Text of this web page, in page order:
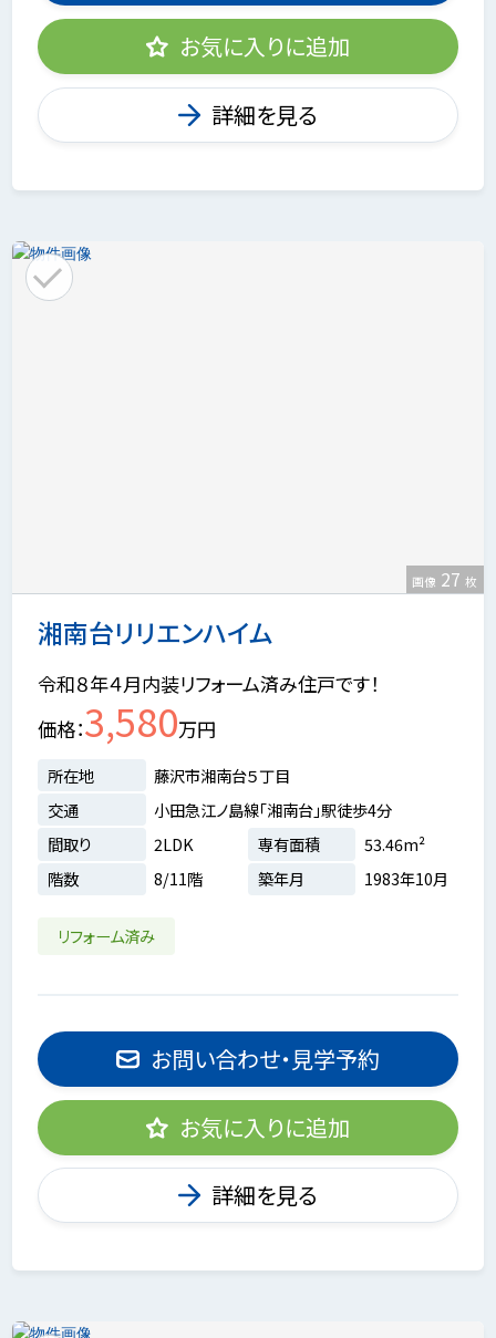
お気に入りに追加
詳細を見る
湘南台リリエンハイム
画像 27 枚
令和８年４月内装リフォーム済み住戸です！
価格 3,580万円
所在地
藤沢市湘南台５丁目
交通
小田急江ノ島線「湘南台」駅徒歩4分
間取り
2LDK 専有面積
53.46m²
階数
8/11階 築年月 1983年10月
リフォーム済み
お問い合わせ・見学予約
お気に入りに追加
詳細を見る